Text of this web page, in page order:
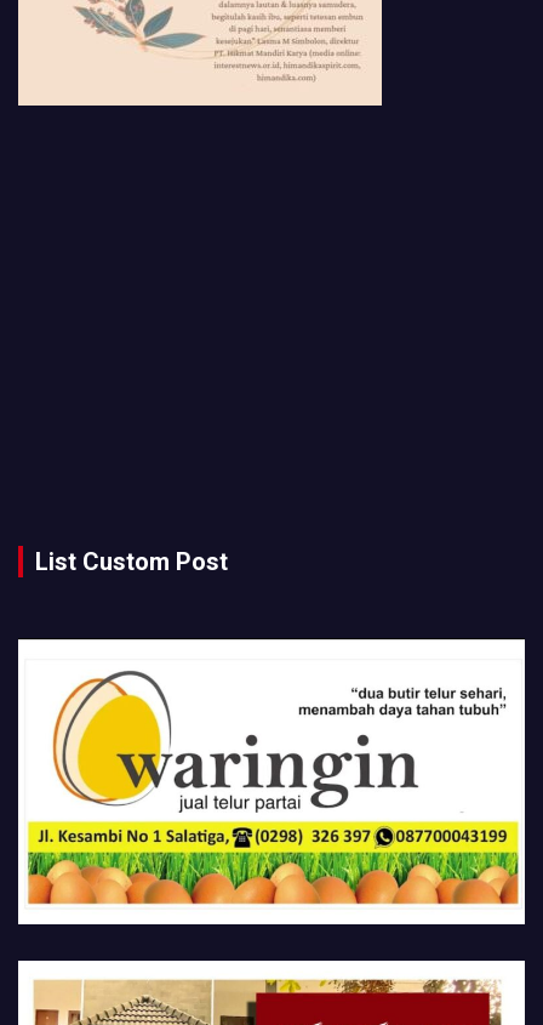
List Custom Post